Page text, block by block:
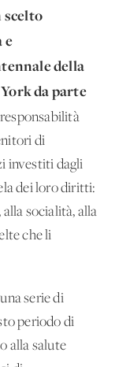
scelto
e
della
da parte
di
investiti dagli
dei loro diritti:
socialità, alla
che li
serie di
periodo di
alla salute